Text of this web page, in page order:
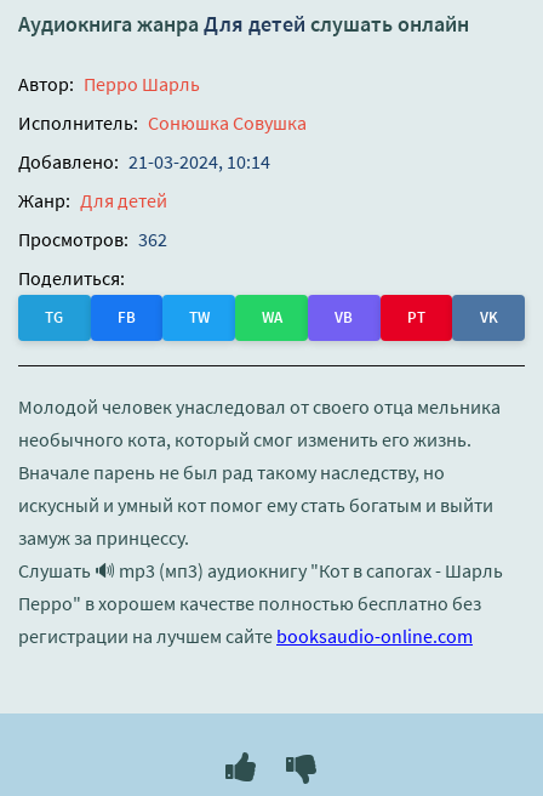
Аудиокнига жанра Для детей слушать онлайн
Автор: Перро Шарль
Исполнитель: Сонюшка Совушка
Добавлено: 21-03-2024, 10:14
Жанр: Для детей
Просмотров: 362
Поделиться:
TG FB TW WA VB PT VK
Молодой человек унаследовал от своего отца мельника
необычного кота, который смог изменить его жизнь.
Вначале парень не был рад такому наследству, но
искусный и умный кот помог ему стать богатым и выйти
замуж за принцессу.
Слушать 🔊 mp3 (мп3) аудиокнигу "Кот в сапогах - Шарль
Перро" в хорошем качестве полностью бесплатно без
регистрации на лучшем сайте booksaudio-online.com